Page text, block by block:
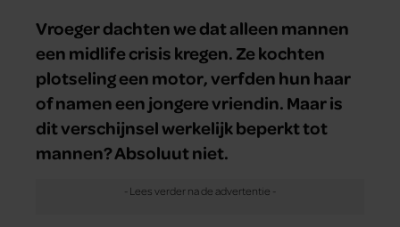
Vroeger dachten we dat alleen mannen
een midlife crisis kregen. Ze kochten
plotseling een motor, verfden hun haar
of namen een jongere vriendin. Maar is
dit verschijnsel werkelijk beperkt tot
mannen? Absoluut niet.